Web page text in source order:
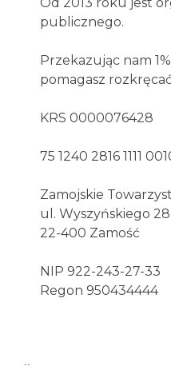
publicznego.
Przekazując nam
pomagasz
KRS 0000076428
75 1240 2816 1111
Zamojskie
ul. Wyszyńskiego 28
22-400 Zamość
NIP 922-243-27-33
Regon 950434444